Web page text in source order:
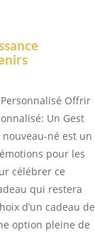
Offrir
Un Gest
nouveau-né est un
pour les
célébrer ce
qui restera
d’un cadeau de
option pleine de